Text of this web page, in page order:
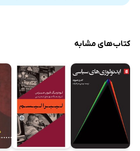
کتاب‌های مشابه